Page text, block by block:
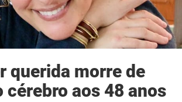
querida morre de
cérebro aos 48 anos